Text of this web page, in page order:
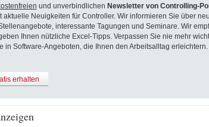
und unverbindlichen Newsletter von Controlling-
aktuelle Neuigkeiten für Controller. Wir informieren Sie über
interessante Tagungen und Seminare. Wir
Ihnen nützliche Excel-Tipps. Verpassen Sie nie mehr
in Software-Angeboten, die Ihnen den Arbeitsalltag erleichtern.
erhalten